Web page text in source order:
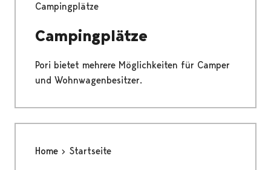
Campingplätze
Campingplätze
Pori bietet mehrere Möglichkeiten für Camper
und Wohnwagenbesitzer.
Home Startseite